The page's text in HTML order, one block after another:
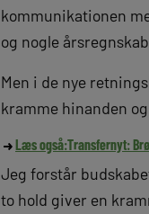
kommunikationen
og nogle
Men i de nye
kramme hinanden
Læs også:Transfernyt:
Jeg forstår
to hold giver en